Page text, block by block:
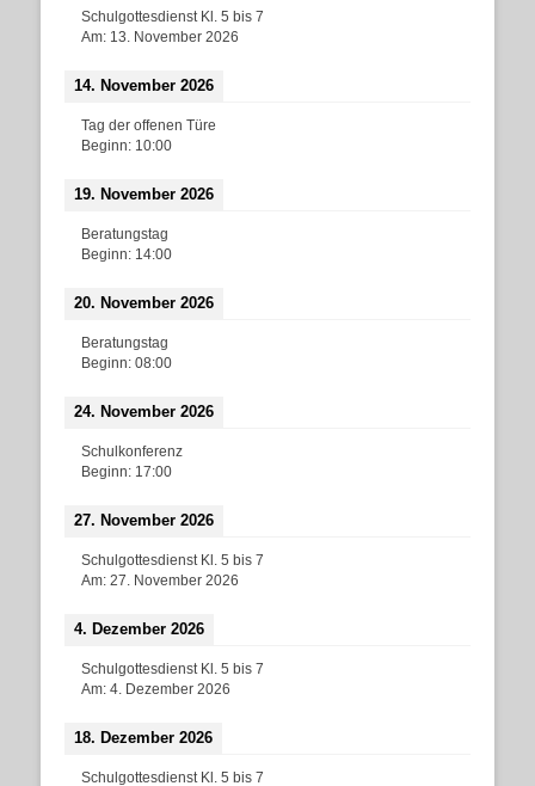
Schulgottesdienst Kl. 5 bis 7
Am: 13. November 2026
14. November 2026
Tag der offenen Türe
Beginn: 10:00
19. November 2026
Beratungstag
Beginn: 14:00
20. November 2026
Beratungstag
Beginn: 08:00
24. November 2026
Schulkonferenz
Beginn: 17:00
27. November 2026
Schulgottesdienst Kl. 5 bis 7
Am: 27. November 2026
4. Dezember 2026
Schulgottesdienst Kl. 5 bis 7
Am: 4. Dezember 2026
18. Dezember 2026
Schulgottesdienst Kl. 5 bis 7